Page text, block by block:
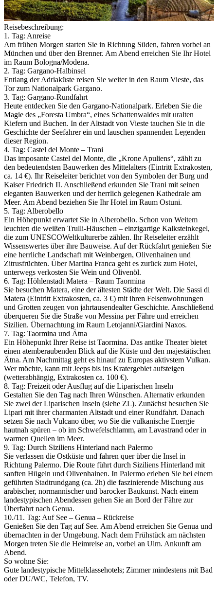
Reisebeschreibung:
1. Tag: Anreise
Am frühen Morgen starten Sie in Richtung Süden, fahren vorbei an
München und über den Brenner. Am Abend erreichen Sie Ihr Hotel
im Raum Bologna/­Modena.
2. Tag: Gargano-Halbinsel
Entlang der Adriaküste reisen Sie weiter in den Raum Vieste, das
Tor zum Nationalpark Gargano.
3. Tag: Gargano-Rundfahrt
Heute entdecken Sie den Gargano-Nationalpark. Erleben Sie die
Magie des „Foresta Umbra“, eines Schattenwaldes mit uralten
Kiefern und Buchen. In der Altstadt von Vieste tauchen Sie in die
Geschichte der Seefahrer ein und lauschen spannenden Legenden
dieser Region.
4. Tag: Castel del Monte – Trani
Das imposante Castel del Monte, die „Krone Apuliens“, zählt zu
den bedeutendsten Bauwerken des Mittelalters (Eintritt Extrakosten,
ca. 14 €). Ihr Reiseleiter berichtet von den Symbolen der Burg und
Kaiser Friedrich II. Anschließend erkunden Sie Trani mit seinen
eleganten Bauwerken und der herrlich gelegenen Kathedrale am
Meer. Am Abend beziehen Sie Ihr Hotel im Raum Ostuni.
5. Tag: Alberobello
Ein Höhepunkt erwartet Sie in Alberobello. Schon von Weitem
leuchten die weißen Trulli-Häuschen – einzigartige Kalksteinkegel,
die zum UNESCOWeltkulturerbe zählen. Ihr Reiseleiter erzählt
Wissenswertes über ihre Bauweise. Auf der Rückfahrt genießen Sie
eine herrliche Landschaft mit Weinbergen, Olivenhainen und
Zitrusfrüchten. Über Martina Franca geht es zurück zum Hotel,
unterwegs verkosten Sie Wein und Olivenöl.
6. Tag: Höhlenstadt Matera – Raum Taormina
Sie besuchen Matera, eine der ältesten Städte der Welt. Die Sassi di
Matera (Eintritt Extrakosten, ca. 3 €) mit ihren Felsenwohnungen
und Grotten zeugen von jahrtausendealter Geschichte. Anschließend
überqueren Sie die Straße von Messina per Fähre und erreichen
Sizilien. Übernachtung im Raum Letojanni/­Giardini Naxos.
7. Tag: Taormina und Ätna
Ein Höhepunkt Ihrer Reise ist Taormina. Das antike Theater bietet
einen atemberaubenden Blick auf die Küste und den majestätischen
Ätna. Am Nachmittag geht es hinauf zu Europas aktivstem Vulkan.
Wer möchte, kann mit Jeeps bis ins Kratergebiet aufsteigen
(wetterabhängig, Extrakosten ca. 100 €).
8. Tag: Freizeit oder Ausflug auf die Liparischen Inseln
Gestalten Sie den Tag nach Ihren Wünschen. Alternativ erkunden
Sie zwei der Liparischen Inseln (siehe ZL). Zunächst besuchen Sie
Lipari mit ihrer charmanten Altstadt und einer Rundfahrt. Danach
setzen Sie nach Vulcano über, wo Sie die vulkanische Energie
hautnah spüren – ob im Schwefelschlamm, am Lavastrand oder in
warmen Quellen im Meer.
9. Tag: Durch Siziliens Hinterland nach Palermo
Sie verlassen die Ostküste und fahren quer über die Insel in
Richtung Palermo. Die Route führt durch Siziliens Hinterland mit
sanften Hügeln und Olivenhainen. In Palermo erleben Sie bei einem
geführten Stadtrundgang (ca. 2h) die faszinierende Mischung aus
arabischer, normannischer und barocker Baukunst. Nach einem
landestypischen Abendessen gehen Sie an Bord der Fähre zur
Überfahrt nach Genua.
10./­11. Tag: Auf See – Genua – Rückreise
Genießen Sie den Tag auf See. Am Abend erreichen Sie Genua und
übernachten in der Umgebung. Nach dem Frühstück am nächsten
Morgen treten Sie die Heimreise an, vorbei an Ulm. Ankunft am
Abend.
So wohne Sie:
Gute landestypische Mittelklassehotels; Zimmer mindestens mit Bad
oder DU/­WC, Telefon, TV.